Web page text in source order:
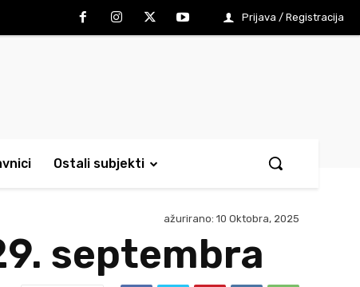
Prijava / Registracija
Ostali subjekti
ažurirano: 10 Oktobra, 2025
septembra